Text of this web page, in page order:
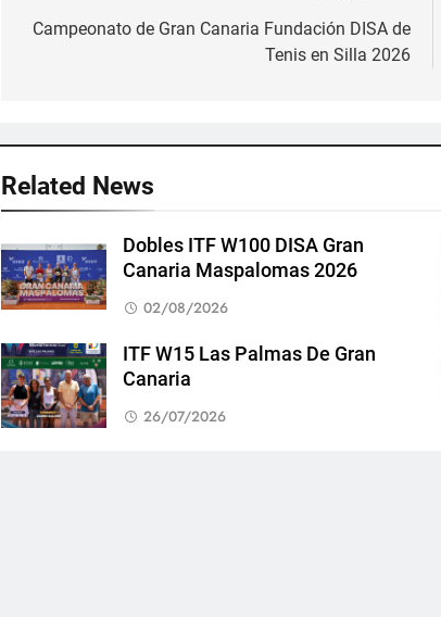
de
Campeonato de Gran Canaria Fundación DISA de
Tenis en Silla 2026
Related News
Dobles ITF W100 DISA Gran
Canaria Maspalomas 2026
02/08/2026
ITF W15 Las Palmas De Gran
Canaria
26/07/2026